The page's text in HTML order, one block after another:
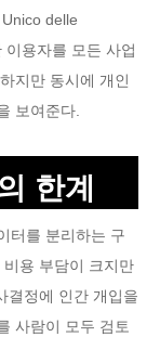
delle
이용자를 모든 사업
지만 동시에 개인
보여준다.
한계
터를 분리하는 구
용 부담이 크지만
결정에 인간 개입을
사람이 모두 검토